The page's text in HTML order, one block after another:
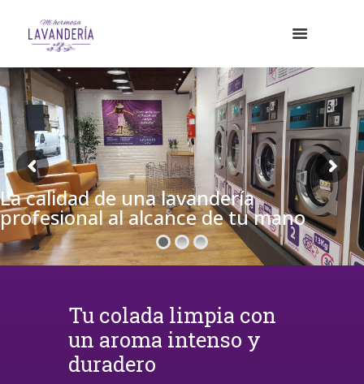
La calidad de una lavandería
profesional al alcance de tu mano
Tu colada limpia con
un aroma intenso y
duradero